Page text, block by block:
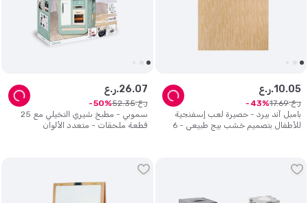
بامبل آند بيرد - حصيرة لعب إسفنجية
للأطفال بتصميم خشب بيج طبيعي - 6
ر.ع.10.05
ر.ع. 17.69
43
سموبي - مطبخ شيري التخيلي مع 25
قطعة ملحقات - متعدد الألوان
ر.ع.26.07
ر.ع. 52.35
50